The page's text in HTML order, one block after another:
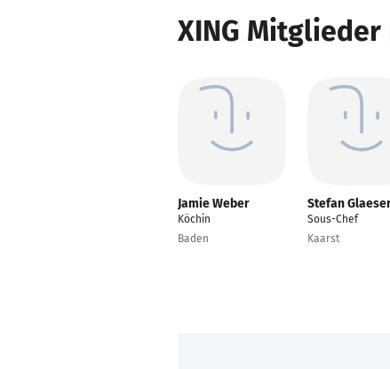
XING
Jamie Weber
Köchin
Baden
Stefan
Sous-Chef
Kaarst